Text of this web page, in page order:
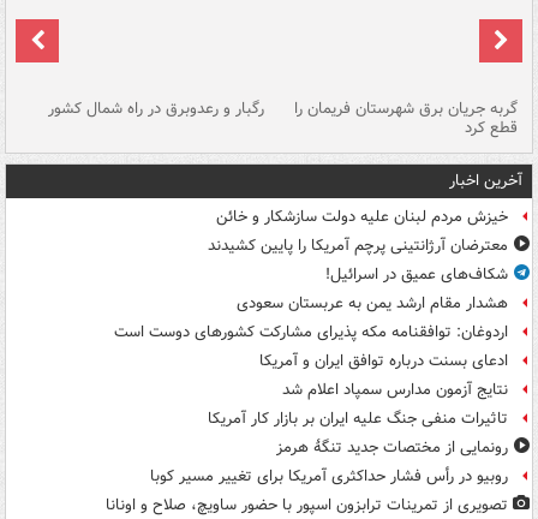
گربه جریان برق شهرستان فریمان را
قطع کرد
رگبار و رعدوبرق در راه شمال کشور
آخرین اخبار
خیزش مردم لبنان علیه دولت سازشکار و خائن
معترضان آرژانتینی پرچم آمریکا را پایین کشیدند
شکاف‌های عمیق در اسرائیل!
هشدار مقام ارشد یمن به عربستان سعودی
اردوغان: توافقنامه مکه پذیرای مشارکت کشورهای دوست است
ادعای بسنت درباره توافق ایران و آمریکا
نتایج آزمون مدارس سمپاد اعلام شد
تاثیرات منفی جنگ علیه ایران بر بازار کار آمریکا
رونمایی از مختصات جدید تنگۀ هرمز
روبیو در رأس فشار حداکثری آمریکا برای تغییر مسیر کوبا
تصویری از تمرینات ترابزون اسپور با حضور ساویچ، صلاح و اونانا